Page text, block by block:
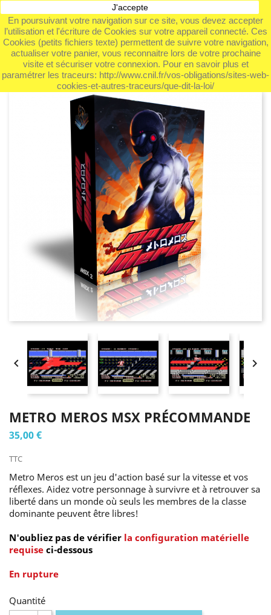
 shopping_cart


 
METRO MEROS MSX PRÉCOMMANDE
35,00 €
TTC
Metro Meros est un jeu d'action basé sur la vitesse et vos
réflexes. Aidez votre personnage à survivre et à retrouver sa
liberté dans un monde où seuls les membres de la classe
dominante peuvent être libres!
N'oubliez pas de vérifier la configuration matérielle
requise ci-dessous
En rupture
Quantité
J'accepte
En poursuivant votre navigation sur ce site, vous devez accepter
l’utilisation et l'écriture de Cookies sur votre appareil connecté. Ces
Cookies (petits fichiers texte) permettent de suivre votre navigation,
actualiser votre panier, vous reconnaitre lors de votre prochaine
visite et sécuriser votre connexion. Pour en savoir plus et
paramétrer les traceurs: http://www.cnil.fr/vos-obligations/sites-web-
cookies-et-autres-traceurs/que-dit-la-loi/